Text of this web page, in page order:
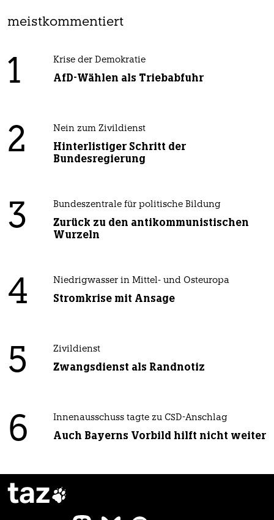
meistkommentiert
1 Krise der Demokratie
AfD-Wählen als Triebabfuhr
2 Nein zum Zivildienst
Hinterlistiger Schritt der
Bundesregierung
3 Bundeszentrale für politische Bildung
Zurück zu den antikommunistischen
Wurzeln
4 Niedrigwasser in Mittel- und Osteuropa
Stromkrise mit Ansage
5 Zivildienst
Zwangsdienst als Randnotiz
6 Innenausschuss tagte zu CSD-Anschlag
Auch Bayerns Vorbild hilft nicht weiter
taz